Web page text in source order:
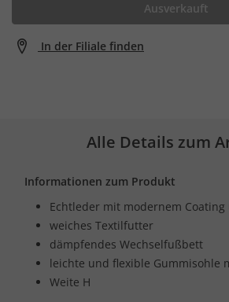
Ausverkauft
In der Filiale finden
Alle Details zum
Informationen zum Produkt
Echtleder mit modernem
weiches Textilfutter
dämpfendes Wechselfußbett
leichte und flexible Gummisohle
Weite H